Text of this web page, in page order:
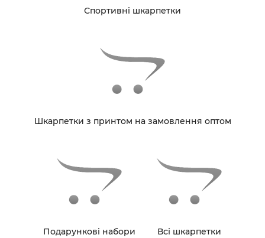
Спортивні шкарпетки
Шкарпетки з принтом на замовлення оптом
Подарункові набори Всі шкарпетки